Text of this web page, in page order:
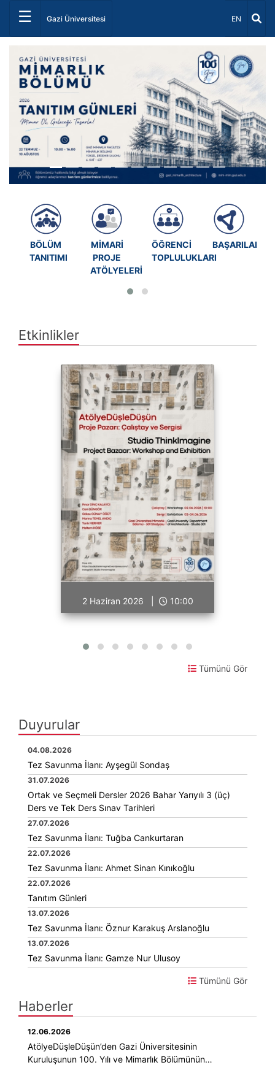
☰ Gazi Üniversitesi Dil Seçiniz
EN
Önceki
BÖLÜM
TANITIMI
MİMARİ
PROJE
ATÖLYELERİ
ÖĞRENCİ
TOPLULUKLARI
Etkinlikler
2 Haziran 2026 | 10:00
Tümünü Gör
Duyurular
04.08.2026
Tez Savunma İlanı: Ayşegül Sondaş
31.07.2026
Ortak ve Seçmeli Dersler 2026 Bahar Yarıyılı 3 (üç)
Ders ve Tek Ders Sınav Tarihleri
27.07.2026
Tez Savunma İlanı: Tuğba Cankurtaran
22.07.2026
Tez Savunma İlanı: Ahmet Sinan Kınıkoğlu
22.07.2026
Tanıtım Günleri
13.07.2026
Tez Savunma İlanı: Öznur Karakuş Arslanoğlu
13.07.2026
Tez Savunma İlanı: Gamze Nur Ulusoy
Tümünü Gör
Haberler
12.06.2026
AtölyeDüşleDüşün’den Gazi Üniversitesinin
Kuruluşunun 100. Yılı ve Mimarlık Bölümünün